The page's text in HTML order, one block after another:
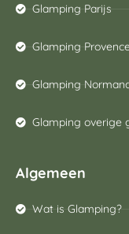
Glamping Parijs
Glamping
Glamping
Glamping overige
Algemeen
Wat is Glamping?